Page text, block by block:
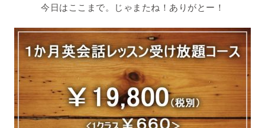
今日はここまで。じゃまたね！ありがとー！